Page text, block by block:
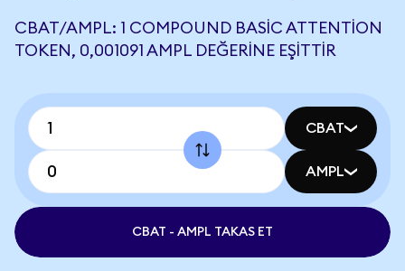
CBAT/AMPL: 1 COMPOUND BASIC ATTENTION
TOKEN, 0,001091 AMPL DEĞERINE EŞITTIR
CBAT
AMPL
CBAT - AMPL TAKAS ET